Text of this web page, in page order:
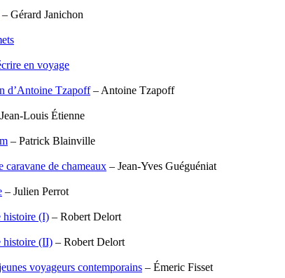
Antoine
– Gérard Janichon
en voyage
d’Antoine Tzapoff– Antoine Tzapoff
Louis Étienne
– Patrick Blainville
de chameaux – Jean-Yves Guéguéniat
– Julien Perrot
histoire (I) – Robert Delort
histoire (II) – Robert Delort
voyageurs contemporains – Émeric Fisset